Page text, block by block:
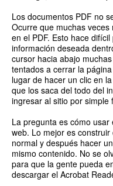
Los documentos PDF no
Ocurre que muchas
en el PDF. Esto hace
información deseada
cursor hacia abajo
tentados a cerrar la
lugar de hacer un clic en
que los saca del todo del
ingresar al sitio por simple
La pregunta es cómo
web. Lo mejor es
normal y después hacer
mismo contenido. No se
para que la gente pueda
descargar el Acrobat